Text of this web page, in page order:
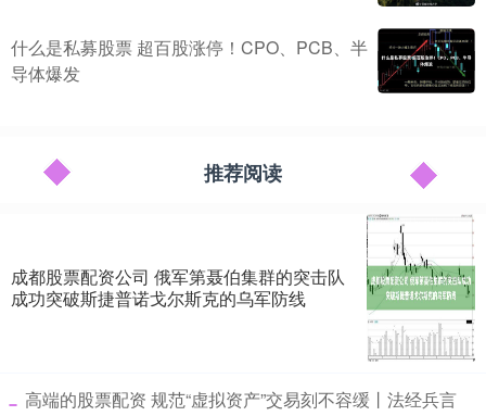
什么是私募股票 超百股涨停！CPO、PCB、半
导体爆发
推荐阅读
成都股票配资公司 俄军第聂伯集群的突击队
成功突破斯捷普诺戈尔斯克的乌军防线
​高端的股票配资 规范“虚拟资产”交易刻不容缓丨法经兵言